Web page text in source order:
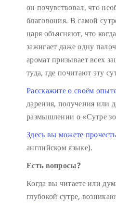
он почувствовал, что
благовония. В самой
царя объясняют, что
зажигает даже одну
аромат призывает всех
туда, где почитают эту
Расскажите о своём
дарения, получения или
размышлении о «Сутре
Здесь вы можете прочесть
английском языке).
Есть вопросы?
Когда вы читаете или
глубокой сутре,